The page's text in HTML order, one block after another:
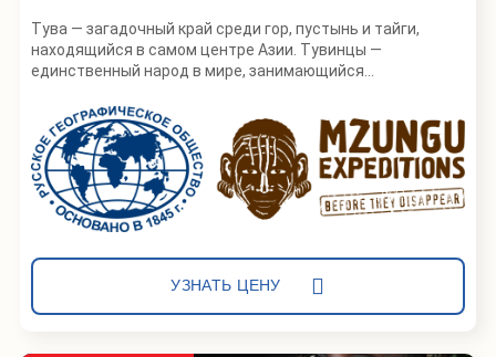
Тува — загадочный край среди гор, пустынь и тайги,
находящийся в самом центре Азии. Тувинцы —
единственный народ в мире, занимающийся
одной территории разводят и оленей, и верблюдов, и
яков — такое соседство удивительно с точки зрения
ареалов обитания этих животных. Наша этнографическая
экспедиция посетит традиционные стойбища
заводчиков яков в горной области, верблюжатников в
пустыне на границе с Монголией и тоджинцев-
удивительную Долину Царей — усыпальницы скифской
УЗНАТЬ ЦЕНУ